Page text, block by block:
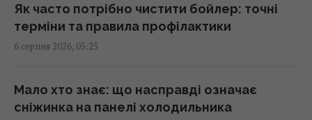
02:28 четвер, 06 серпня 2026
Подружжя придбало недорогий будинок в
підступ
01:58 четвер, 06 серпня 2026
Як часто потрібно чистити бойлер: точні
терміни та правила профілактики
6 серпня 2026, 05:25
Мало хто знає: що насправді означає
сніжинка на панелі холодильника